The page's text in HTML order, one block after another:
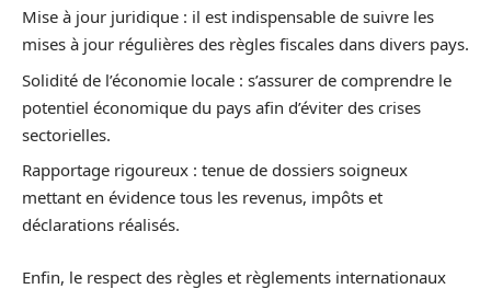
Mise à jour juridique : il est indispensable de suivre les
mises à jour régulières des règles fiscales dans divers pays.
Solidité de l’économie locale : s’assurer de comprendre le
potentiel économique du pays afin d’éviter des crises
sectorielles.
Rapportage rigoureux : tenue de dossiers soigneux
mettant en évidence tous les revenus, impôts et
déclarations réalisés.
Enfin, le respect des règles et règlements internationaux